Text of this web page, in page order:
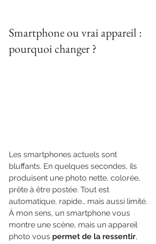
Smartphone ou vrai appareil :
pourquoi changer ?
Les smartphones actuels sont
bluffants. En quelques secondes, ils
produisent une photo nette, colorée,
prête à être postée. Tout est
automatique, rapide… mais aussi limité.
À mon sens, un smartphone vous
montre une scène, mais un appareil
photo vous permet de la ressentir,